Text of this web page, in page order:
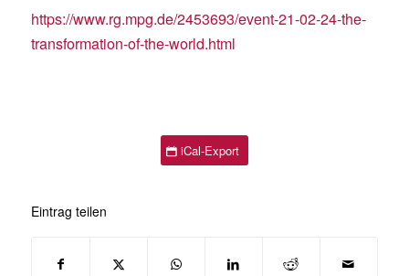
https://www.rg.mpg.de/2453693/event-21-02-24-the-
transformation-of-the-world.html
iCal-Export
Eintrag teilen